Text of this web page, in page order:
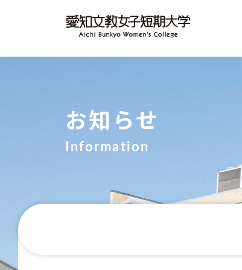
お知らせ
Information